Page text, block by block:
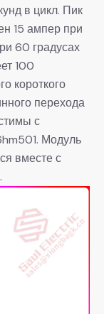
в цикл. Пик
15 ампер при
60 градусах
100
короткого
перехода
с
Модуль
вместе с